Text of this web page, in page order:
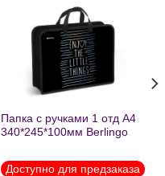
Добавить
в список
желаний
Папка с ручками 1 отд А4
340*245*100мм Berlingo
пластик на молнии 1215
Доступно для предзаказа